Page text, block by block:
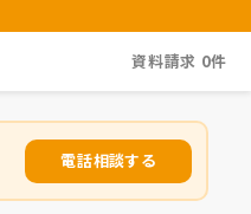
資料請求 0件
電話相談する